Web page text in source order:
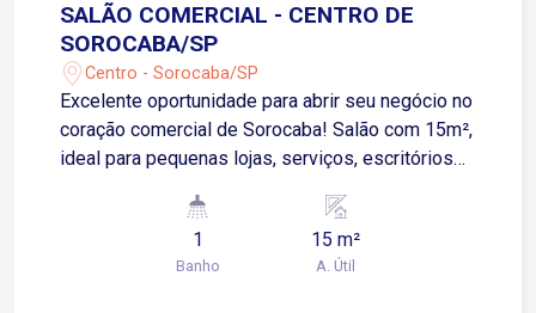
SALÃO COMERCIAL - CENTRO DE
SOROCABA/SP
Centro - Sorocaba/SP
Excelente oportunidade para abrir seu negócio no
coração comercial de Sorocaba! Salão com 15m²,
ideal para pequenas lojas, serviços, escritórios
MAIS BARATO da Rua São Bento! Localização
privilegiada, em uma das ruas mais tradicionais e
movimentadas da cidade, com grande fluxo de
1
Banho
15 m²
A. Útil